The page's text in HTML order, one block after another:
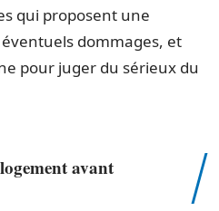
qui proposent une
dommages, et
pour juger du sérieux du
avant